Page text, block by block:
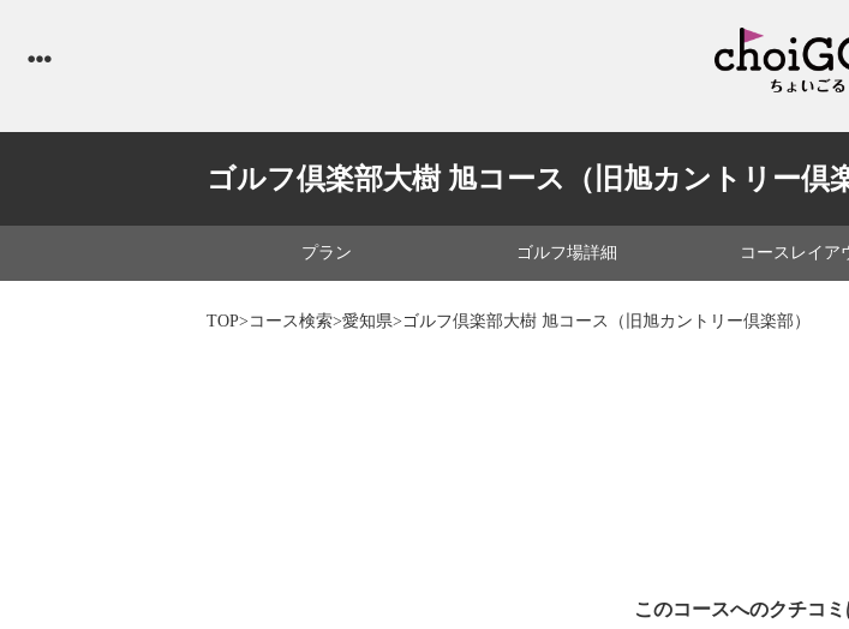
ゴルフ倶楽部大樹 旭コース（旧旭カントリー倶
プラン ゴルフ場詳細 コース レイア
TOP> コース検索>愛知県>ゴルフ倶楽部大樹 旭コース（旧旭カントリー倶楽部）
このコースへのクチコミ